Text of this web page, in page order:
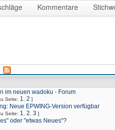
Kommentare
im neuen wadoku - Forum
Seite: 1 2 ]
Neue EPWING-Version verfügbar
Seite: 1 2 3 ]
oder "etwas Neues"?